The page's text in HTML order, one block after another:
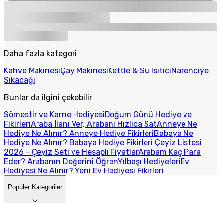
Daha fazla kategori
Kahve MakinesiÇay MakinesiKettle & Su IsıtıcıNarenciye
Sıkacağı
Bunlar da ilgini çekebilir
Sömestir ve Karne HediyesiDoğum Günü Hediye ve
FikirleriAraba İlanı Ver, Arabanı Hızlıca SatAnneye Ne
Hediye Ne Alınır? Anneye Hediye FikirleriBabaya Ne
Hediye Ne Alınır? Babaya Hediye Fikirleri Çeyiz Listesi
2026 - Çeyiz Seti ve Hesaplı FiyatlarArabam Kaç Para
Eder? Arabanın Değerini ÖğrenYılbaşı HediyeleriEv
Hediyesi Ne Alınır? Yeni Ev Hediyesi Fikirleri
Popüler Kategoriler